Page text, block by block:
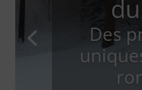
Des